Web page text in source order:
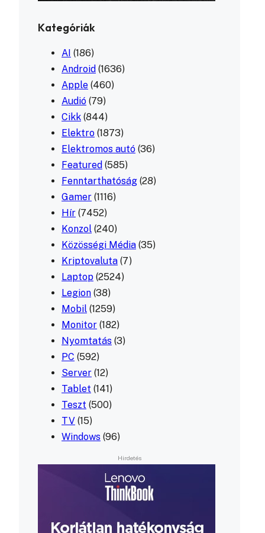
Kategóriák
AI (186)
Android (1636)
Apple (460)
Audió (79)
Cikk (844)
Elektro (1873)
Elektromos autó (36)
Featured (585)
Fenntarthatóság (28)
Gamer (1116)
Hír (7452)
Konzol (240)
Közösségi Média (35)
Kriptovaluta (7)
Laptop (2524)
Legion (38)
Mobil (1259)
Monitor (182)
Nyomtatás (3)
PC (592)
Server (12)
Tablet (141)
Teszt (500)
TV (15)
Windows (96)